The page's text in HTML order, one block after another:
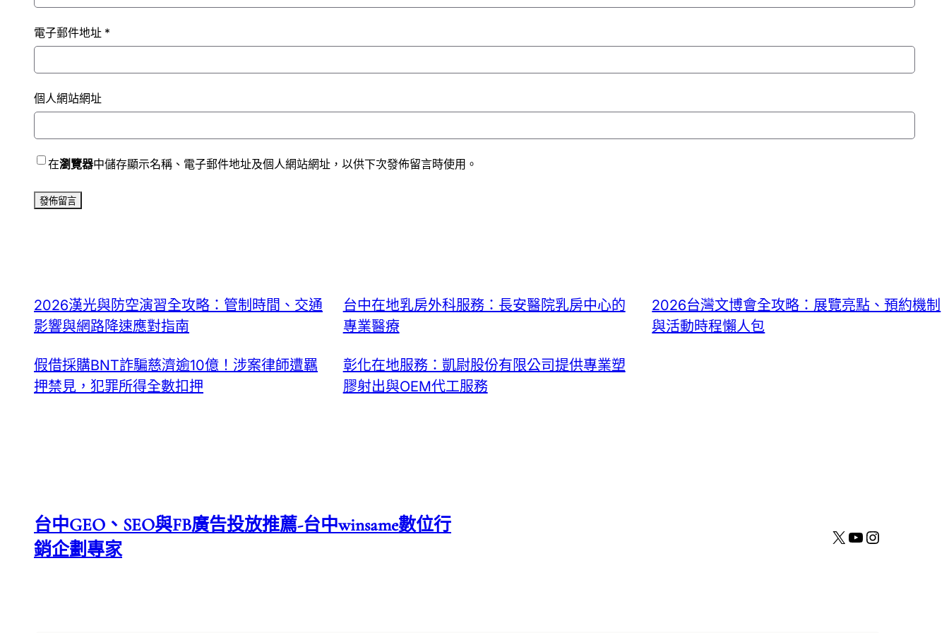
電子郵件地址 *
個人網站網址
在瀏覽器中儲存顯示名稱、電子郵件地址及個人網站網址，以供下次發佈留言時使用。
2026漢光與防空演習全攻略：管制時間、交通
影響與網路降速應對指南
台中在地乳房外科服務：長安醫院乳房中心的
專業醫療
2026台灣文博會全攻略：展覽亮點、預約機制
與活動時程懶人包
假借採購BNT詐騙慈濟逾10億！涉案律師遭羈
押禁見，犯罪所得全數扣押
彰化在地服務：凱尉股份有限公司提供專業塑
膠射出與OEM代工服務
台中GEO、SEO與FB廣告投放推薦-台中winsame數位行
銷企劃專家
X YouTube Instagram